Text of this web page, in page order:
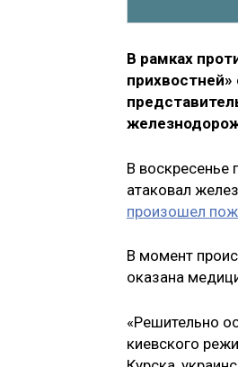
В рамках
В воскресенье
атаковал
произошел
В момент
оказана
«Решительно
киевского